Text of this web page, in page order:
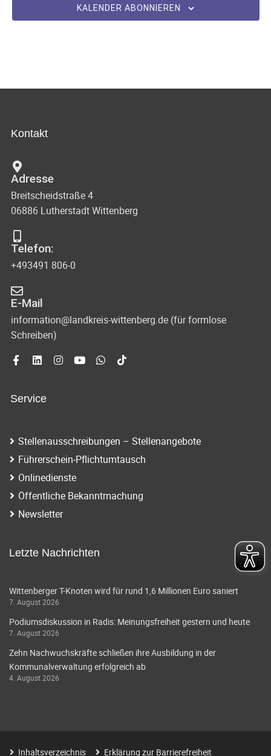
KALENDER ABONNIEREN
Kontakt
Adresse
Breitscheidstraße 4
06886 Lutherstadt Wittenberg
Telefon:
+493491 806-0
E-Mail
information@landkreis-wittenberg.de (für formlose
Schreiben)
Service
Stellenausschreibungen – Stellenangebote
Führerschein-Pflichtumtausch
Onlinedienste
Öffentliche Bekanntmachung
Newsletter
Letzte Nachrichten
Wittenberger T-Knoten wird für rund 1,6 Millionen Euro saniert
7. August 2026
Podiumsdiskussion in Radis: Meinungsfreiheit gestern und heute
7. August 2026
Zehn Nachwuchskräfte schließen ihre Ausbildung in der
Kommunalverwaltung erfolgreich ab
4. August 2026
Inhaltsverzeichnis Erklärung zur Barrierefreiheit